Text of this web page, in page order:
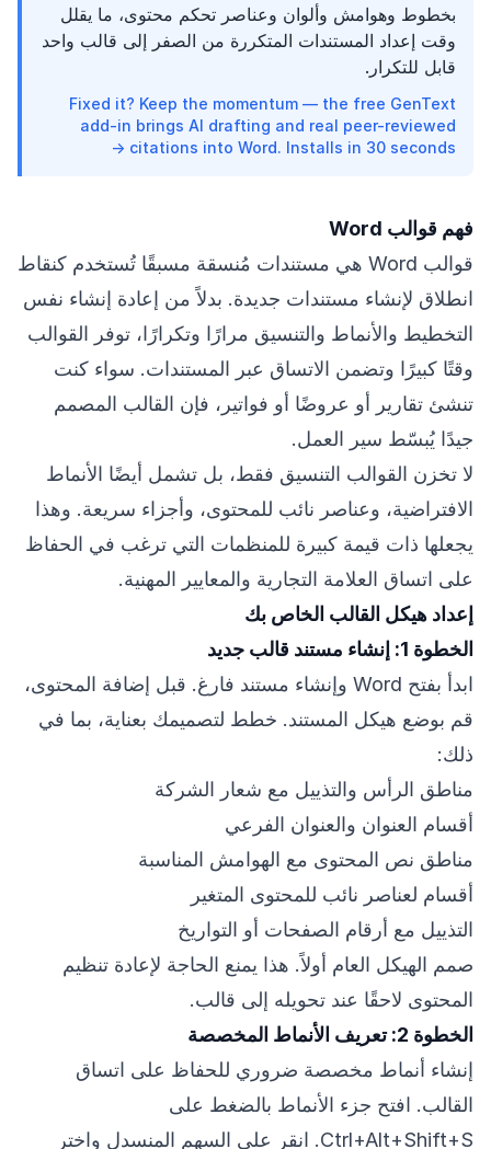
بخطوط وهوامش وألوان وعناصر تحكم محتوى، ما يقلل
وقت إعداد المستندات المتكررة من الصفر إلى قالب واحد
قابل للتكرار.
Fixed it? Keep the momentum — the free GenText
add-in brings AI drafting and real peer-reviewed
citations into Word. Installs in 30 seconds →
فهم قوالب Word
قوالب Word هي مستندات مُنسقة مسبقًا تُستخدم كنقاط
انطلاق لإنشاء مستندات جديدة. بدلاً من إعادة إنشاء نفس
التخطيط والأنماط والتنسيق مرارًا وتكرارًا، توفر القوالب
وقتًا كبيرًا وتضمن الاتساق عبر المستندات. سواء كنت
تنشئ تقارير أو عروضًا أو فواتير، فإن القالب المصمم
جيدًا يُبسّط سير العمل.
لا تخزن القوالب التنسيق فقط، بل تشمل أيضًا الأنماط
الافتراضية، وعناصر نائب للمحتوى، وأجزاء سريعة. وهذا
يجعلها ذات قيمة كبيرة للمنظمات التي ترغب في الحفاظ
على اتساق العلامة التجارية والمعايير المهنية.
إعداد هيكل القالب الخاص بك
الخطوة 1: إنشاء مستند قالب جديد
ابدأ بفتح Word وإنشاء مستند فارغ. قبل إضافة المحتوى،
قم بوضع هيكل المستند. خطط لتصميمك بعناية، بما في
ذلك:
مناطق الرأس والتذييل مع شعار الشركة
أقسام العنوان والعنوان الفرعي
مناطق نص المحتوى مع الهوامش المناسبة
أقسام لعناصر نائب للمحتوى المتغير
التذييل مع أرقام الصفحات أو التواريخ
صمم الهيكل العام أولاً. هذا يمنع الحاجة لإعادة تنظيم
المحتوى لاحقًا عند تحويله إلى قالب.
الخطوة 2: تعريف الأنماط المخصصة
إنشاء أنماط مخصصة ضروري للحفاظ على اتساق
القالب. افتح جزء الأنماط بالضغط على
Ctrl+Alt+Shift+S. انقر على السهم المنسدل واختر